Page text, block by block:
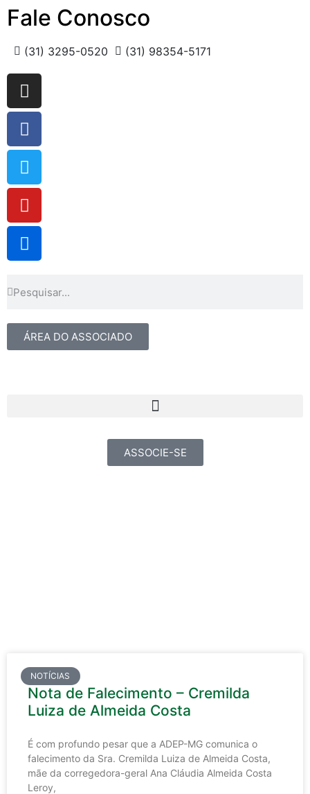
Fale Conosco
(31) 3295-0520 (31) 98354-5171
ÁREA DO ASSOCIADO
ASSOCIE-SE
NOTÍCIAS
Nota de Falecimento – Cremilda
Luiza de Almeida Costa
É com profundo pesar que a ADEP-MG comunica o
falecimento da Sra. Cremilda Luiza de Almeida Costa,
mãe da corregedora-geral Ana Cláudia Almeida Costa
Leroy,